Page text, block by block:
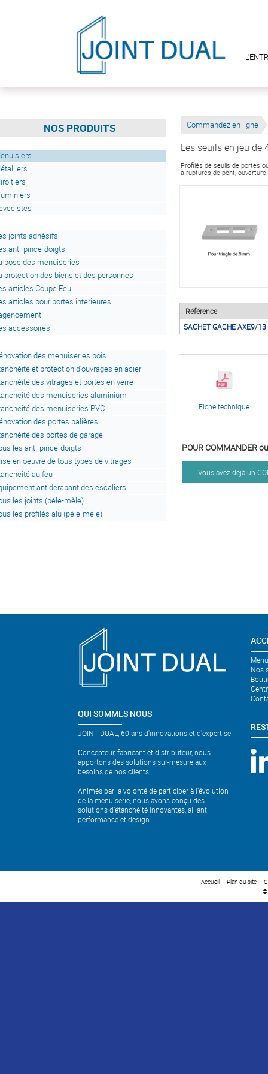
NOS PRODUITS
joints adhésifs
anti-pince-doigts
pose des menuiseries
protection des biens et des personnes
articles Coupe Feu
articles pour portes interieures
accessoires
des menuiseries bois
et protection d'ouvrages en acier
des vitrages et portes en verre
des menuiseries aluminium
des menuiseries PVC
des portes palières
des portes de garage
les anti-pince-doigts
en oeuvre de tous types de vitrages
au feu
antidérapant des escaliers
les joints (péle-mèle)
les profilés alu (péle-mèle)
Commandez en ligne
Les seuils en jeu de
Profilés de seuils de portes
à ruptures de pont,
Référence
SACHET GACHE AXE9/13
Fiche technique
POUR COMMANDER
Vous avez déjà un
QUI SOMMES NOUS
JOINT DUAL, 60 ans d'innovations et d'expertise
Concepteur, fabricant et distributeur, nous
apportons des solutions sur-mesure aux
besoins de nos clients.
Animés par la volonté de participer à l’évolution
de la menuiserie, nous avons conçu des
solutions d’étanchéité innovantes, alliant
performance et design.
Nos
Accueil Plan du site
©